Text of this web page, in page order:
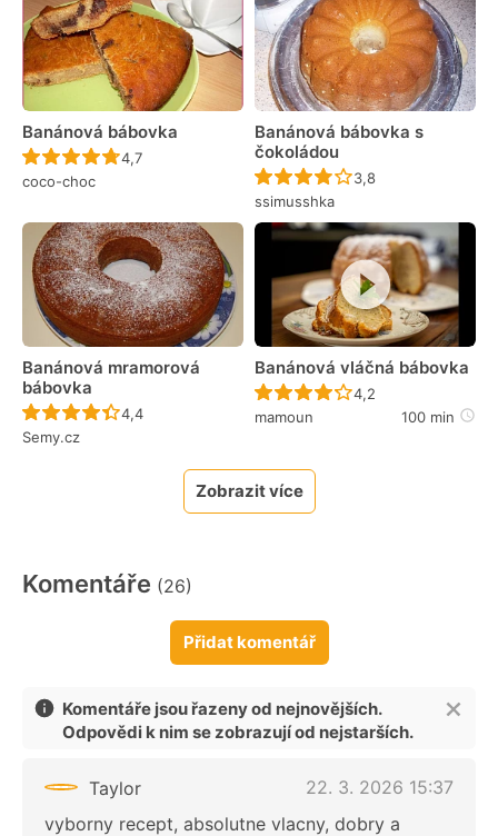
Banánová bábovka
Recept ještě nebyl hodnocen
4,7
coco-choc
Banánová bábovka s
čokoládou
Recept ještě nebyl
3,8
ssimusshka
Banánová mramorová
bábovka
Recept ještě nebyl hodnocen
4,4
Semy.cz
Banánová vláčná bábovka
Recept ještě nebyl
4,2
mamoun
100 min
Zobrazit více
Komentáře (26)
Přidat komentář
Komentáře jsou řazeny od nejnovějších.
Odpovědi k nim se zobrazují od nejstarších.
Taylor
22. 3. 2026 15:37
vyborny recept, absolutne vlacny, dobry a